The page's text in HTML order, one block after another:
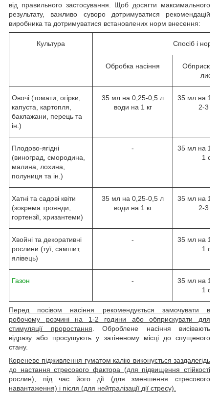
від правильного застосування. Щоб досягти максимального
результату, важливо суворо дотримуватися рекомендацій
виробника та дотримуватися встановлених норм внесення:
Культура Спосіб і
Обробка насіння
Овочі (томати, огірки,
капуста, картопля,
баклажани, перець та
ін.)
35 мл на 0,25-0,5 л
води на 1 кг
35 мл на 10
2-3
Плодово-ягідні
(виноград, смородина,
малина, лохина,
полуниця та ін.)
-
35 мл на 10
1
Хатні та садові квіти
(зокрема троянди,
гортензії, хризантеми)
35 мл на 0,25-0,5 л
води на 1 кг
35 мл на 10
2-3
Хвойні та декоративні
рослини (туї, самшит,
ялівець)
-
35 мл на 10
1
Газон -
35 мл на 10
1
Перед посівом насіння рекомендується замочувати в
робочому розчині на 1-2 години або обприскувати для
стимуляції проростання . Оброблене насіння висівають
відразу або просушують у затіненому місці до спущеного
стану.
Кореневе підживлення гуматом калію виконується заздалегідь
до настання стресового фактора (для підвищення стійкості
рослин), під час його дії (для зменшення стресового
навантаження) і після (для нейтралізації дії стресу).